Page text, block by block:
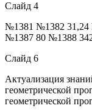
Слайд 4
№1381 №1382
№1387 80 №1388
Слайд 6
Актуализация
геометрической
геометрической